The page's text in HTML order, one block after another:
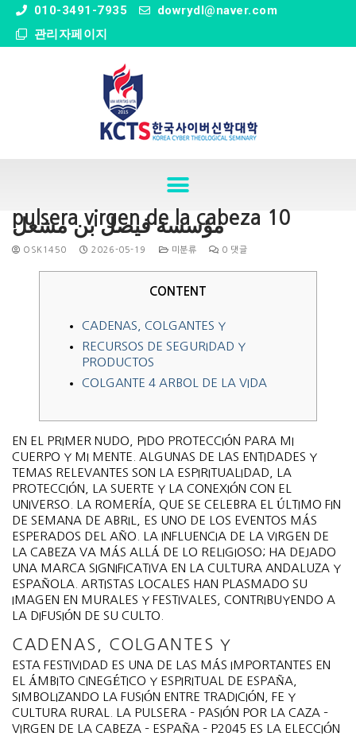
010-3491-7935
dowrydl@naver.com
관리자페이지
pulsera virgen de la cabeza 10
مؤسسة فيصل بن مشعل
OSK1450 2026-05-19 미분류 0 댓글
CONTENT
CADENAS, COLGANTES Y
RECURSOS DE SEGURIDAD Y
PRODUCTOS
COLGANTE 4 ARBOL DE LA VIDA
EN EL PRIMER NUDO, PIDO PROTECCIÓN PARA MI
CUERPO Y MI MENTE. ALGUNAS DE LAS ENTIDADES Y
TEMAS RELEVANTES SON LA ESPIRITUALIDAD, LA
PROTECCIÓN, LA SUERTE Y LA CONEXIÓN CON EL
UNIVERSO. LA ROMERÍA, QUE SE CELEBRA EL ÚLTIMO FIN
DE SEMANA DE ABRIL, ES UNO DE LOS EVENTOS MÁS
ESPERADOS DEL AÑO. LA INFLUENCIA DE LA VIRGEN DE
LA CABEZA VA MÁS ALLÁ DE LO RELIGIOSO; HA DEJADO
UNA MARCA SIGNIFICATIVA EN LA CULTURA ANDALUZA Y
ESPAÑOLA. ARTISTAS LOCALES HAN PLASMADO SU
IMAGEN EN MURALES Y FESTIVALES, CONTRIBUYENDO A
LA DIFUSIÓN DE SU CULTO.
CADENAS, COLGANTES Y
ESTA FESTIVIDAD ES UNA DE LAS MÁS IMPORTANTES EN
EL ÁMBITO CINEGÉTICO Y ESPIRITUAL DE ESPAÑA,
SIMBOLIZANDO LA FUSIÓN ENTRE TRADICIÓN, FE Y
CULTURA RURAL. LA PULSERA – PASIÓN POR LA CAZA –
VIRGEN DE LA CABEZA – ESPAÑA – P2045 ES LA ELECCIÓN